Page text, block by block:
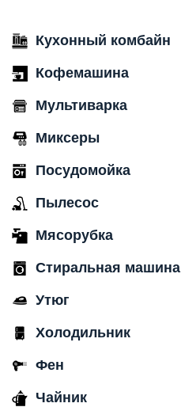
Кухонный комбайн
Кофемашина
Мультиварка
Миксеры
Посудомойка
Пылесос
Мясорубка
Стиральная машина
Утюг
Холодильник
Фен
Чайник